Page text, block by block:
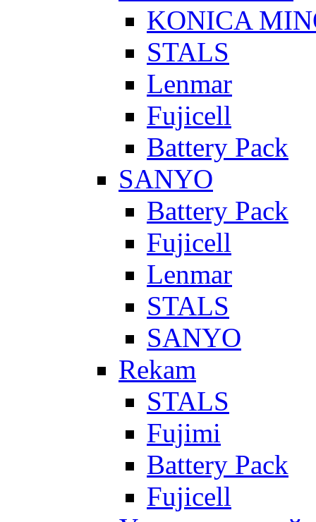
KONICA
STALS
Lenmar
Fujicell
Battery Pack
SANYO
Battery Pack
Fujicell
Lenmar
STALS
SANYO
Rekam
STALS
Fujimi
Battery Pack
Fujicell